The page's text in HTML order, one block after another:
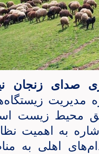
صدای زنجان
مدیریت
محیط زیست
به اهمیت
اهلی به